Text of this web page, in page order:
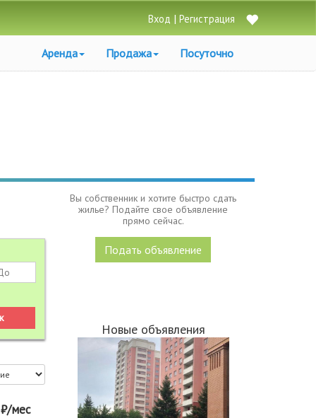
Вход | Регистрация
Аренда Продажа Посуточно
₽/мес
Вы собственник и хотите быстро сдать
жилье? Подайте свое объявление
прямо сейчас.
Подать объявление
Новые объявления